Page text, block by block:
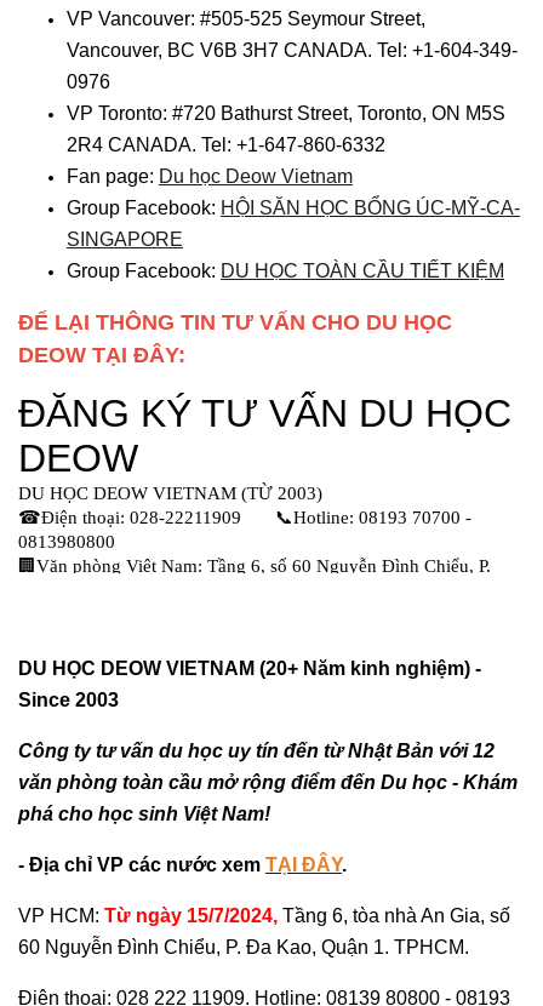
VP Vancouver: #505-525 Seymour Street,
Vancouver, BC V6B 3H7 CANADA. Tel: +1-604-349-
0976
VP Toronto: #720 Bathurst Street, Toronto, ON M5S
2R4 CANADA. Tel: +1-647-860-6332
Fan page: Du học Deow Vietnam
Group Facebook: HỘI SĂN HỌC BỔNG ÚC-MỸ-CA-
SINGAPORE
Group Facebook: DU HỌC TOÀN CẦU TIẾT KIỆM
ĐỂ LẠI THÔNG TIN TƯ VẤN CHO DU HỌC
DEOW TẠI ĐÂY:
DU HỌC DEOW VIETNAM (20+ Năm kinh nghiệm) -
Since 2003
Công ty tư vấn du học uy tín đến từ Nhật Bản với 12
văn phòng toàn cầu mở rộng điểm đến Du học - Khám
phá cho học sinh Việt Nam!
- Địa chỉ VP các nước xem TẠI ĐÂY.
VP HCM: Từ ngày 15/7/2024, Tầng 6, tòa nhà An Gia, số
60 Nguyễn Đình Chiểu, P. Đa Kao, Quận 1. TPHCM.
Điện thoại: 028 222 11909. Hotline: 08139 80800 - 08193